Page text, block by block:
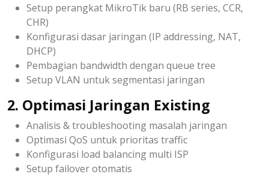
Setup perangkat MikroTik baru (RB series, CCR,
CHR)
Konfigurasi dasar jaringan (IP addressing, NAT,
DHCP)
Pembagian bandwidth dengan queue tree
Setup VLAN untuk segmentasi jaringan
2. Optimasi Jaringan Existing
Analisis & troubleshooting masalah jaringan
Optimasi QoS untuk prioritas traffic
Konfigurasi load balancing multi ISP
Setup failover otomatis